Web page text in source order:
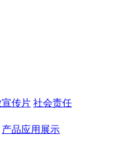
传片 社会责任
产品应用展示